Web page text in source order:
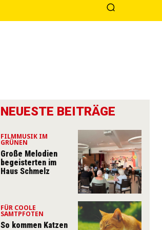
NEUESTE BEITRÄGE
FILMMUSIK IM
GRÜNEN
Große Melodien
begeisterten im
Haus Schmelz
FÜR COOLE
SAMTPFOTEN
So kommen Katzen